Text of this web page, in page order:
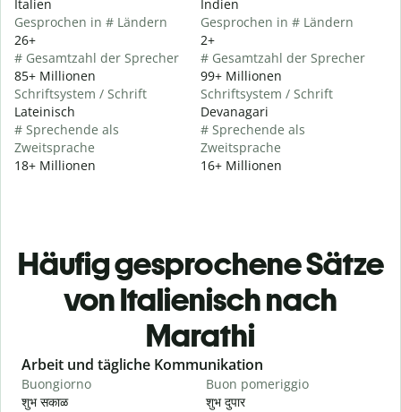
Italien
Gesprochen in # Ländern
26+
# Gesamtzahl der Sprecher
85+ Millionen
Schriftsystem / Schrift
Lateinisch
# Sprechende als
Zweitsprache
18+ Millionen
Indien
Gesprochen in # Ländern
2+
# Gesamtzahl der Sprecher
99+ Millionen
Schriftsystem / Schrift
Devanagari
# Sprechende als
Zweitsprache
16+ Millionen
Häufig gesprochene Sätze
von Italienisch nach
Marathi
Slide 1 of 6
Arbeit und tägliche Kommunikation
Buongiorno
शुभ सकाळ
Buon pomeriggio
शुभ दुपार